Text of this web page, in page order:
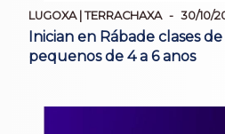
LUGOXA | TERRACHAXA 30/10/
Inician en Rábade clases
pequenos de 4 a 6 anos